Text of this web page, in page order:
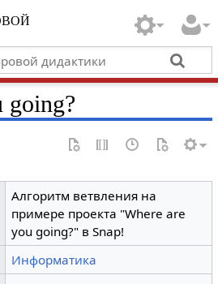
going?
Алгоритм ветвления на
примере проекта "Where are
you going?" в Snap!
Информатика